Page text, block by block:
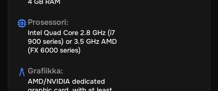
Prosessori:
Intel Quad Core 2.8 GHz (i7
900 series) or 3.5 GHz AMD
(FX 6000 series)
Grafiikka:
AMD/NVIDIA dedicated